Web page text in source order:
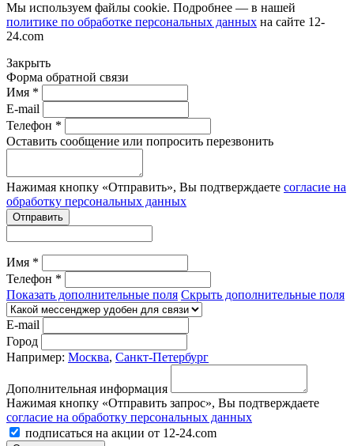
Мы используем файлы cookie. Подробнее — в нашей
политике по обработке персональных данных на сайте 12-
24.com
Закрыть
Форма обратной связи
Имя *
E-mail
Телефон *
Оставить сообщение или попросить перезвонить
Нажимая кнопку «Отправить», Вы подтверждаете согласие на
обработку персональных данных
Отправить
Имя *
Телефон *
Показать дополнительные поля Скрыть дополнительные поля
E-mail
Город
Например: Москва, Санкт-Петербург
Дополнительная информация
Нажимая кнопку «Отправить запрос», Вы подтверждаете
согласие на обработку персональных данных
подписаться на акции от 12-24.com